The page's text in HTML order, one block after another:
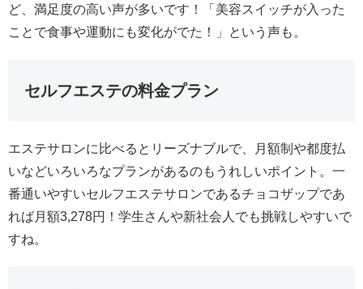
ど、満足度の高い声が多いです！「美容スイッチが入った
ことで食事や運動にも変化がでた！」という声も。
セルフエステの料金プラン
エステサロンに比べるとリーズナブルで、月額制や都度払
いなどいろいろなプランがあるのもうれしいポイント。一
番通いやすいセルフエステサロンであるチョコザップであ
れば月額3,278円！学生さんや新社会人でも挑戦しやすいで
すね。